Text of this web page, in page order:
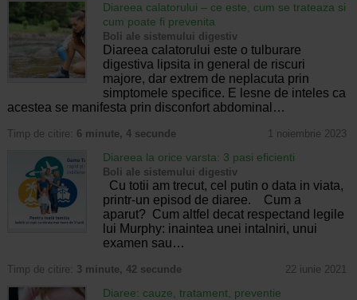
Diareea calatorului – ce este, cum se trateaza si
cum poate fi prevenita
Boli ale sistemului digestiv
Diareea calatorului este o tulburare
digestiva lipsita in general de riscuri
majore, dar extrem de neplacuta prin
simptomele specifice. E lesne de inteles ca
acestea se manifesta prin disconfort abdominal…
Timp de citire: 6 minute, 4 secunde 1 noiembrie 2023
Diareea la orice varsta: 3 pasi eficienti
Boli ale sistemului digestiv
Cu totii am trecut, cel putin o data in viata,
printr-un episod de diaree. Cum a
aparut? Cum altfel decat respectand legile
lui Murphy: inaintea unei intalniri, unui
examen sau…
Timp de citire: 3 minute, 42 secunde 22 iunie 2021
Diaree: cauze, tratament, preventie